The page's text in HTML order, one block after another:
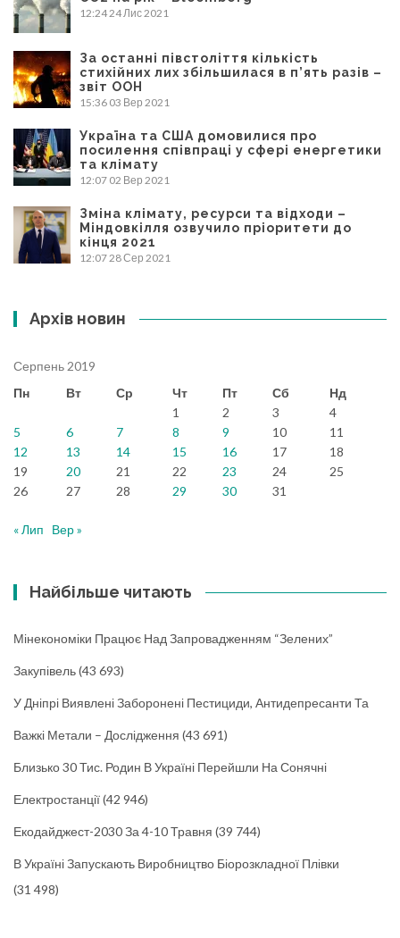
12:24 24 Лис 2021
За останні півстоліття кількість
стихійних лих збільшилася в п’ять разів –
звіт ООН
15:36 03 Вер 2021
Україна та США домовилися про
посилення співпраці у сфері енергетики
та клімату
12:07 02 Вер 2021
Зміна клімату, ресурси та відходи –
Міндовкілля озвучило пріоритети до
кінця 2021
12:07 28 Сер 2021
Архів новин
Серпень 2019
Пн
Вт Ср Чт Пт Сб
Нд
1
2 3
4
5
6 7 8 9 10
11
12
13 14 15 16 17
18
19
20 21 22 23 24
25
26
27 28 29 30 31
« Лип Вер »
Найбільше читають
Мінекономіки Працює Над Запровадженням “зелених”
Закупівель(43 693)
У Дніпрі Виявлені Заборонені Пестициди, Антидепресанти Та
Важкі Метали – Дослідження (43 691)
Близько 30 Тис. Родин В Україні Перейшли На Сонячні
Електростанції(42 946)
Екодайджест-2030 За 4-10 Травня (39 744)
В Україні Запускають Виробництво Біорозкладної Плівки
(31 498)